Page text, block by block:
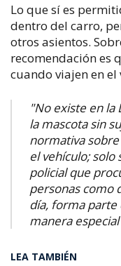
Lo que sí es
dentro del carro,
otros asientos.
recomendación es
cuando viajen en el
"No existe en la
la mascota sin
normativa
el vehículo;
policial que
personas como
día, forma parte
manera
LEA TAMBIÉN